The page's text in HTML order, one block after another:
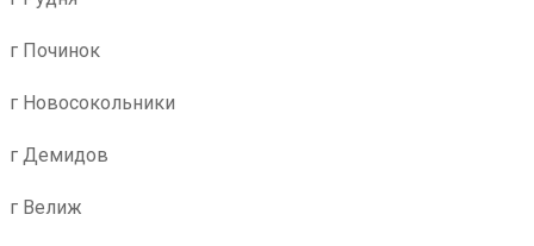
г Починок
г Новосокольники
г Демидов
г Велиж